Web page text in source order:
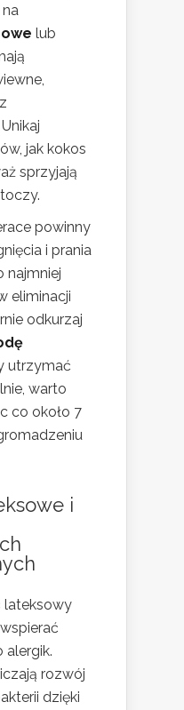
lub
jak kokos
sprzyjają
powinny
i prania
najmniej
eliminacji
odkurzaj
utrzymać
warto
co około 7
i
lateksowy
alergik.
rozwój
dzięki